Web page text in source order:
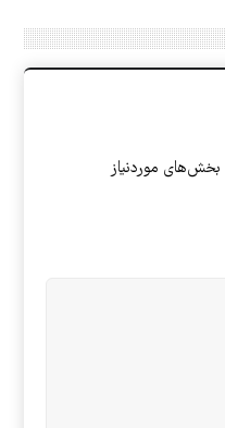
بخش‌های موردنیاز